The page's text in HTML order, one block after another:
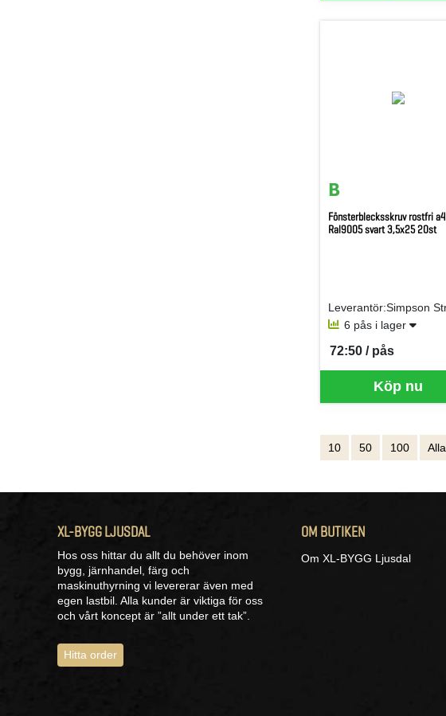
Fönsterblecksskruv rostfri a4
Ral9005 svart 3,5x25 20st
6 pås i lager
Köp nu
72:50 / pås
SEK per PÅS
10 50 100 Alla
XL-BYGG LJUSDAL
Hos oss hittar du allt du behöver inom
bygg, järnhandel, färg och
maskinuthyrning vi levererar även med
egen lastbil. Alla kunder är viktiga för oss
och vårt koncept är ”allt under ett tak”.
Hitta order
OM BUTIKEN
Om XL-BYGG Ljusdal